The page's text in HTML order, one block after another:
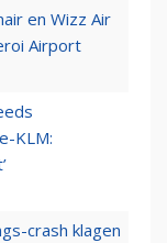
en Wizz Air
Airport
KLM:
crash klagen